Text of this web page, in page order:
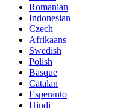
Romanian
Indonesian
Czech
Afrikaans
Swedish
Polish
Basque
Catalan
Esperanto
Hindi